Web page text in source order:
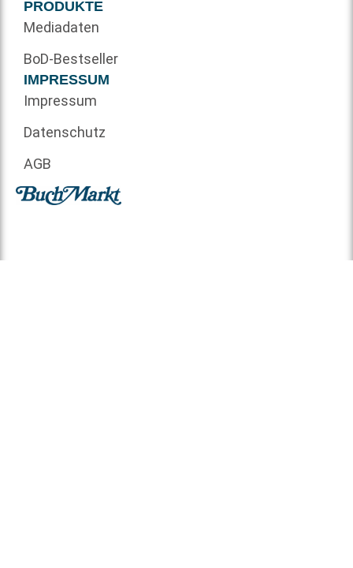
PRODUKTE
Mediadaten
BoD-Bestseller
IMPRESSUM
Impressum
Datenschutz
AGB